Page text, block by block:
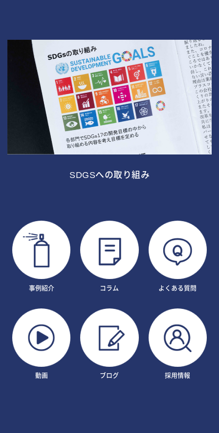
SDGSへの取り組み
事例紹介 コラム よくある質問
動画 ブログ 採用情報